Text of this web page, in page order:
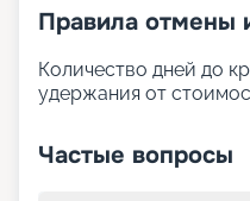
Правила отмены
Количество дней до
удержания от
Частые вопросы